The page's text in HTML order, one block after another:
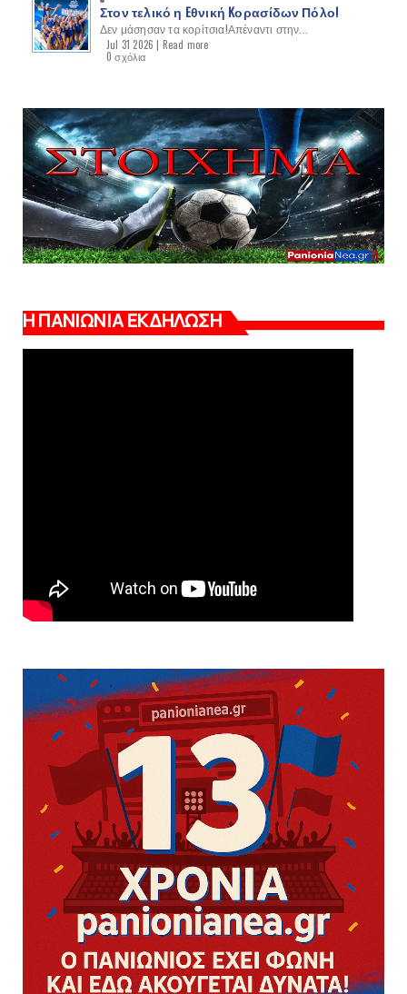
Στον τελικό η Eθνική Kορασίδων Πόλο!
Δεν μάσησαν τα κορίτσια!Απέναντι στην...
Jul 31 2026 | Read more
0 σχόλια
Η ΠΑΝΙΩΝΙΑ ΕΚΔΗΛΩΣΗ